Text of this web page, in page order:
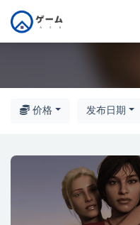
价格 发布日期